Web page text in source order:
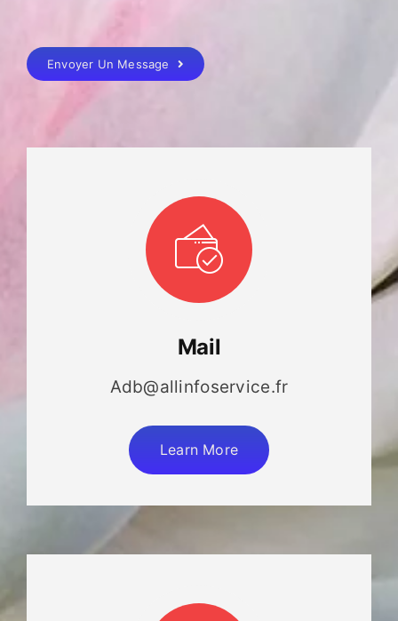
Envoyer Un Message
Mail
Adb@allinfoservice.fr
Learn More